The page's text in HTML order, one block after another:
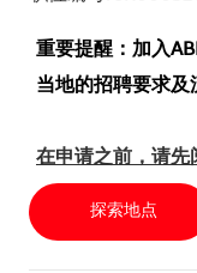
重要提醒：加入
当地的招聘要求及
在申请之前，请先
探索地点